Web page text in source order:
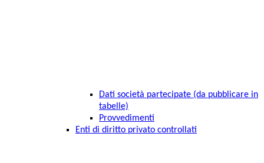
Dati società partecipate (da pubblicare in
tabelle)
Provvedimenti
Enti di diritto privato controllati